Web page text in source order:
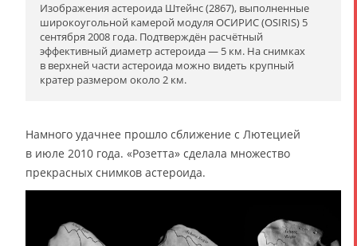
Изображения астероида Штейнс (2867), выполненные
широкоугольной камерой модуля ОСИРИС (OSIRIS) 5
сентября 2008 года. Подтверждён расчётный
эффективный диаметр астероида — 5 км. На снимках
в верхней части астероида можно видеть крупный
кратер размером около 2 км.
Намного удачнее прошло сближение с Лютецией
в июле 2010 года. «Розетта» сделала множество
прекрасных снимков астероида.